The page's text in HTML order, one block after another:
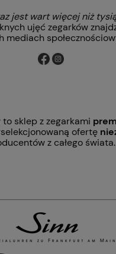
jest wart więcej niż
ujęć zegarków
mediach
to sklep z zegarkami
ofertę
z całego świata.